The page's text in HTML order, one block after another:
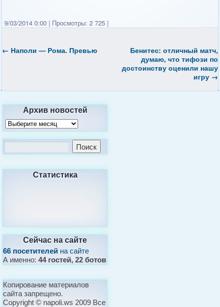
9/03/2014 0:00 | Просмотры: 2 725 |
← Наполи — Рома. Превью
Бенитес: отличный матч,
думаю, что тифози по
достоинству оценили нашу
игру →
Архив новостей
Статистика
Сейчас на сайте
66 посетителей на сайте
А именно:44 гостей, 22 ботов
Копирование материалов
сайта запрещено.
Copyright © napoli.ws 2009 Все